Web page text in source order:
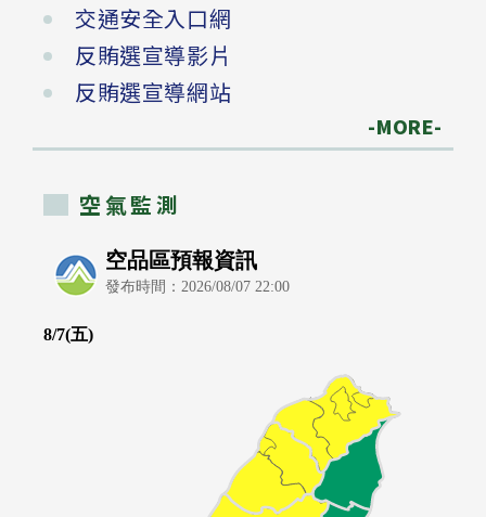
交通安全入口網
反賄選宣導影片
反賄選宣導網站
-MORE-
空氣監測